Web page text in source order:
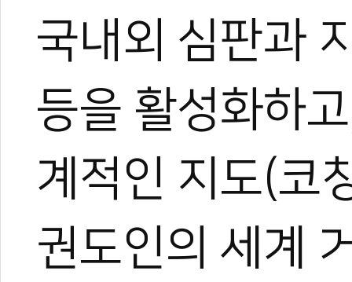
국내외 심판과
등을 활성화하
계적인 지도(코
권도인의 세계